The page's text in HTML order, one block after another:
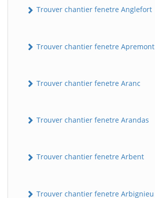
Trouver chantier fenetre Anglefort
Trouver chantier fenetre Apremont
Trouver chantier fenetre Aranc
Trouver chantier fenetre Arandas
Trouver chantier fenetre Arbent
Trouver chantier fenetre Arbignieu